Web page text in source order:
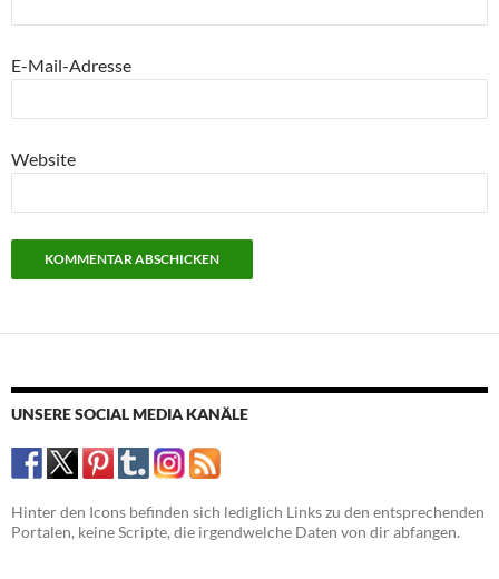
E-Mail-Adresse
Website
UNSERE SOCIAL MEDIA KANÄLE
Hinter den Icons befinden sich lediglich Links zu den entsprechenden
Portalen, keine Scripte, die irgendwelche Daten von dir abfangen.